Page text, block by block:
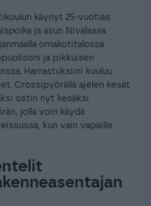
käynyt 25-vuotias
ja asun Nivalassa
omakotitalossa
ja pikkuisen
Harrastuksiini kuuluu
Crossipyörällä ajelen kesät
ostin nyt kesäksi
jolla voin käydä
kun vain vapaille